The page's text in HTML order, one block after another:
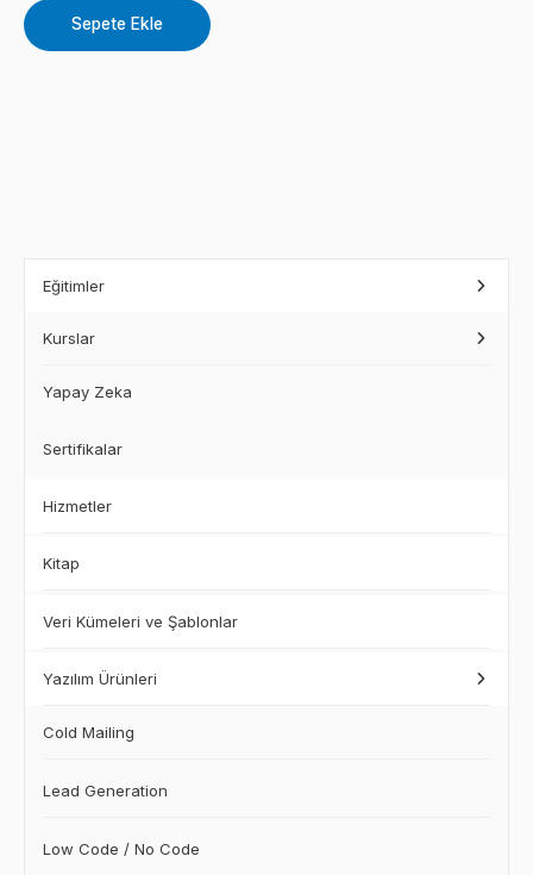
Eğitimler
Kurslar
Yapay Zeka
Sertifikalar
Hizmetler
Kitap
Veri Kümeleri ve Şablonlar
Yazılım Ürünleri
Cold Mailing
Lead Generation
Low Code / No Code
15.000,00 ₺.
Sepete Ekle